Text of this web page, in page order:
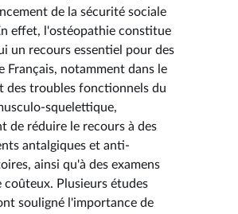
de la sécurité sociale
effet, l'ostéopathie constitue
un recours essentiel pour des
Français, notamment dans le
des troubles fonctionnels du
squelettique,
de réduire le recours à des
antalgiques et anti-
ainsi qu'à des examens
coûteux. Plusieurs études
souligné l'importance de